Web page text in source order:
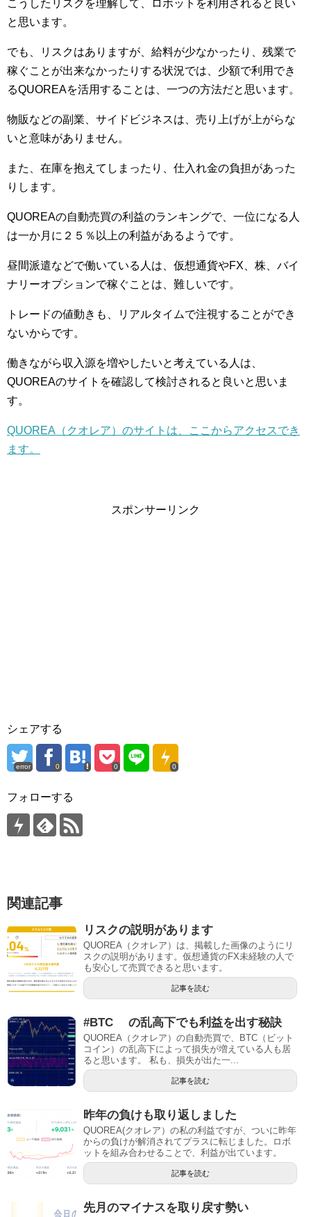
こうしたリスクを理解して、ロボットを利用されると良い
と思います。
でも、リスクはありますが、給料が少なかったり、残業で
稼ぐことが出来なかったりする状況では、少額で利用でき
るQUOREAを活用することは、一つの方法だと思います。
物販などの副業、サイドビジネスは、売り上げが上がらな
いと意味がありません。
また、在庫を抱えてしまったり、仕入れ金の負担があった
りします。
QUOREAの自動売買の利益のランキングで、一位になる人
は一か月に２５％以上の利益があるようです。
昼間派遣などで働いている人は、仮想通貨やFX、株、バイ
ナリーオプションで稼ぐことは、難しいです。
トレードの値動きも、リアルタイムで注視することができ
ないからです。
働きながら収入源を増やしたいと考えている人は、
QUOREAのサイトを確認して検討されると良いと思いま
す。
QUOREA（クオレア）のサイトは、ここからアクセスでき
ます。
スポンサーリンク
シェアする
error 0 0 0
フォローする
関連記事
リスクの説明があります
QUOREA（クオレア）は、掲載した画像のようにリ
スクの説明があります。仮想通貨のFX未経験の人で
も安心して売買できると思います。
記事を読む
#BTC の乱高下でも利益を出す秘訣
QUOREA（クオレア）の自動売買で、BTC（ビット
コイン）の乱高下によって損失が増えている人も居
ると思います。 私も、損失が出た一...
記事を読む
昨年の負けも取り返しました
QUOREA(クオレア）の私の利益ですが、ついに昨年
からの負けが解消されてプラスに転じました。ロボ
ットを組み合わせることで、利益が出ています。
記事を読む
先月のマイナスを取り戻す勢い